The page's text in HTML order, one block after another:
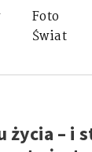
Foto
Świat
życia – i